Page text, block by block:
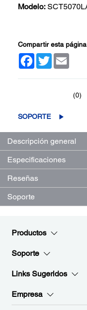
Modelo:
Compartir esta página
Facebook
Twitter
Sin
(0)
SOPORTE
Descripción general
Especificaciones
Reseñas
Soporte
Productos
Soporte
Links Sugeridos
Empresa